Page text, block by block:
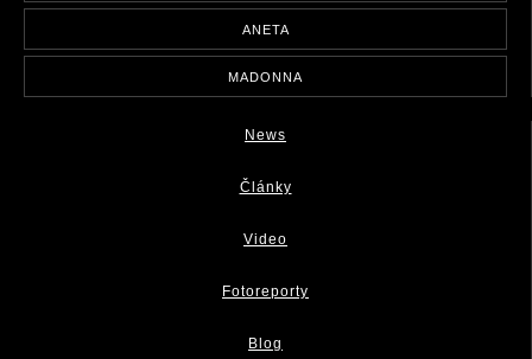
ANETA
MADONNA
News
Články
Video
Fotoreporty
Blog